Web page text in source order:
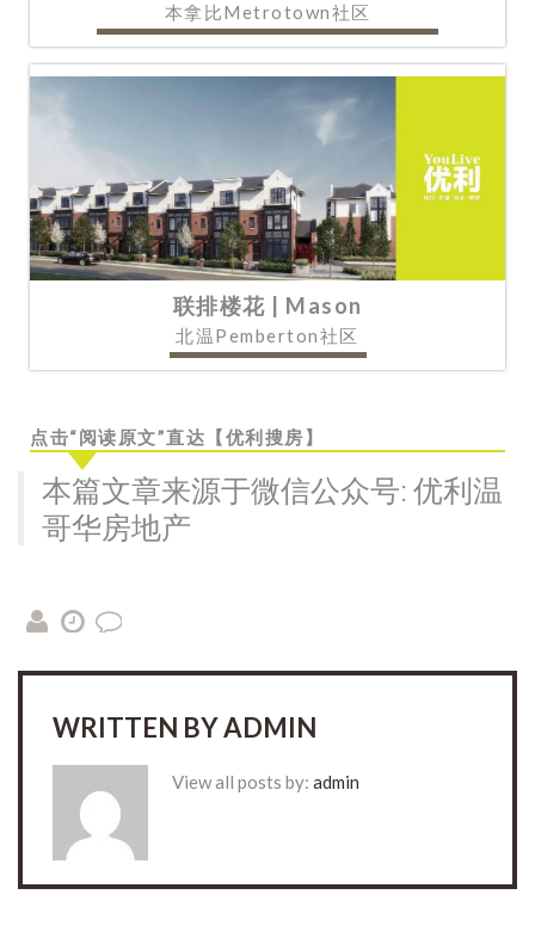
本拿比Metrotown社区
联排楼花 | Mason
北温Pemberton社区
点击“阅读原文”直达【优利搜房】
本篇文章来源于微信公众号: 优利温
哥华房地产
WRITTEN BYADMIN
View all posts by: admin